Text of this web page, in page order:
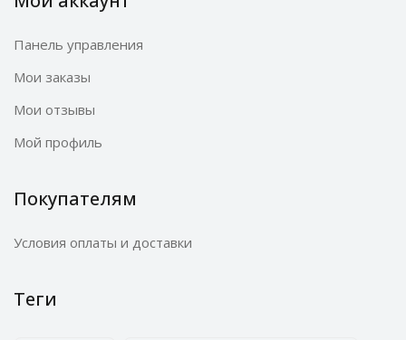
Панель управления
Мои заказы
Мои отзывы
Мой профиль
Покупателям
Условия оплаты и доставки
Теги